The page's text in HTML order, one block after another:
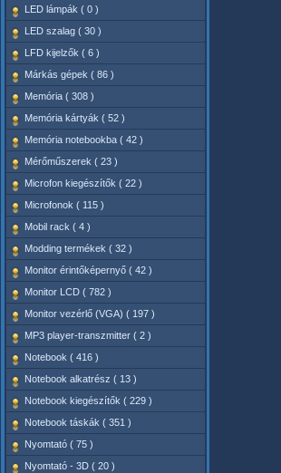
LED lámpák ( 0 )
LED szalag ( 30 )
LFD kijelzők ( 6 )
Márkás gépek ( 86 )
Memória ( 308 )
Memória kártyák ( 52 )
Memória notebookba ( 42 )
Mérőműszerek ( 23 )
Microfon kiegészítők ( 22 )
Microfonok ( 115 )
Mobil rack ( 4 )
Modding termékek ( 32 )
Monitor érintőképernyő ( 42 )
Monitor LCD ( 782 )
Monitor vezérlő (VGA) ( 197 )
MP3 player-transzmitter ( 2 )
Notebook ( 416 )
Notebook alkatrész ( 13 )
Notebook kiegészítők ( 229 )
Notebook táskák ( 351 )
Nyomtató ( 75 )
Nyomtató - 3D ( 20 )